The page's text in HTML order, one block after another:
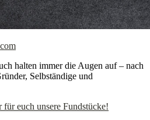
halten immer die Augen auf – nach
Selbständige und
euch unsere Fundstücke!